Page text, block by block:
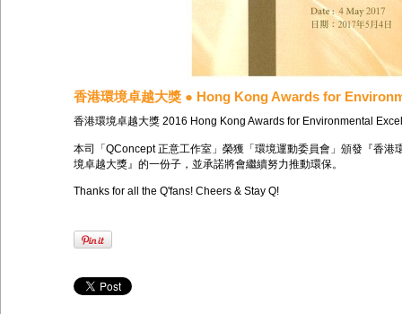
香港環境卓越大獎 ● Hong Kong Awards for
香港環境卓越大獎 2016 Hong Kong Awards for Environmental
本司「QConcept 正意工作室」榮獲「環境運動委員會」頒發『香港
境卓越大獎』的一份子，並承諾將會繼續努力推動環保。
Thanks for all the Q'fans! Cheers & Stay Q!